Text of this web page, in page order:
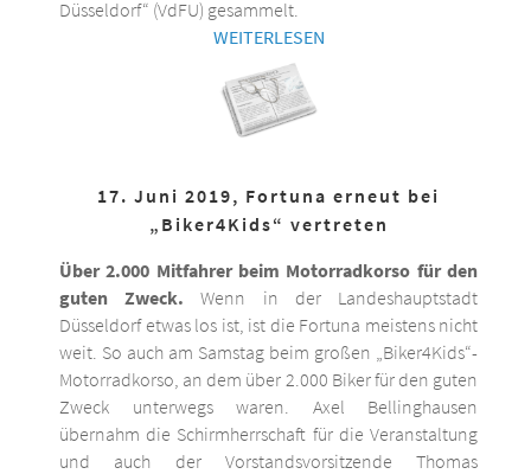
Düsseldorf“ (VdFU) gesammelt.
WEITERLESEN
17. Juni 2019, Fortuna erneut bei
„Biker4Kids“ vertreten
Über 2.000 Mitfahrer beim Motorradkorso für den
guten Zweck. Wenn in der Landeshauptstadt
Düsseldorf etwas los ist, ist die Fortuna meistens nicht
weit. So auch am Samstag beim großen „Biker4Kids“-
Motorradkorso, an dem über 2.000 Biker für den guten
Zweck unterwegs waren. Axel Bellinghausen
übernahm die Schirmherrschaft für die Veranstaltung
und auch der Vorstandsvorsitzende Thomas